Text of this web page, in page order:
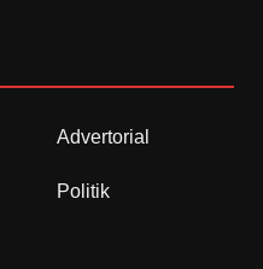
Advertorial
Politik